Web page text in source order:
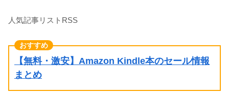
人気記事リストRSS
【無料・激安】Amazon Kindle本のセール情報
まとめ